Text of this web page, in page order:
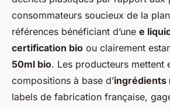
consommateurs soucieux de la
références bénéficiant d’une e
certification bio ou clairement
50ml bio. Les producteurs mettent
compositions à base d’ingrédients
labels de fabrication française,